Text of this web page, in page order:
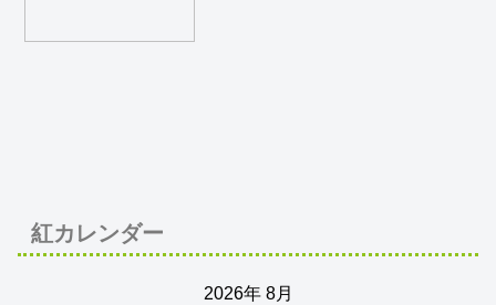
紅カレンダー
2026年 8月